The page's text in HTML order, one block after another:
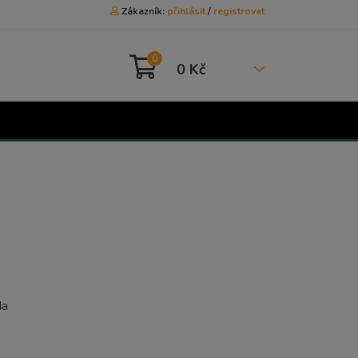
Zákazník: přihlásit/ registrovat
0
0 Kč